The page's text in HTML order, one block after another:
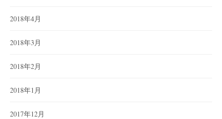
2018年4月
2018年3月
2018年2月
2018年1月
2017年12月